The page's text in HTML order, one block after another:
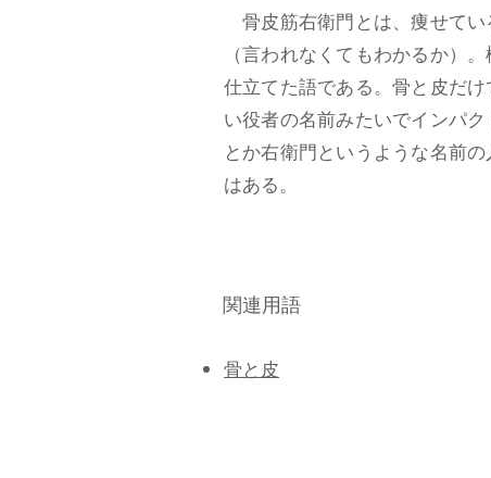
骨皮筋右衛門とは、痩せて
（言われなくてもわかるか）
仕立てた語である。骨と皮だ
い役者の名前みたいでインパ
とか右衛門というような名前
はある。
関連用語
骨と皮